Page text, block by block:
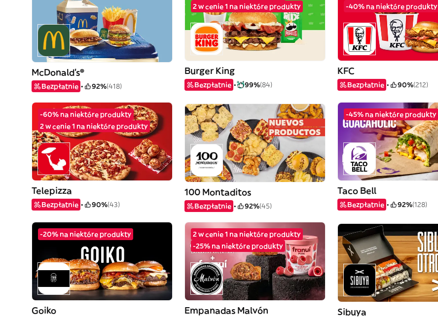
McDonald's®
Bezpłatnie 92%(418)
2 w cenie 1 na niektóre produkty
Burger King
Bezpłatnie 99%(84)
-40% na niektóre produkty
KFC
Bezpłatnie 90%(212)
-60% na niektóre produkty
2 w cenie 1 na niektóre produkty
Telepizza
Bezpłatnie 90%(43)
100 Montaditos
Bezpłatnie 92%(45)
-45% na niektóre produkty
Taco Bell
Bezpłatnie 92%(128)
-20% na niektóre produkty
Goiko
2 w cenie 1 na niektóre produkty
-25% na niektóre produkty
Empanadas Malvón Sibuya